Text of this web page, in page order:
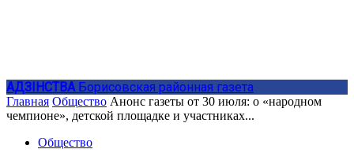
АДЗIНСТВА Борисовская районная газета
Главная Общество Анонс газеты от 30 июля: о «народном
чемпионе», детской площадке и участниках...
Общество